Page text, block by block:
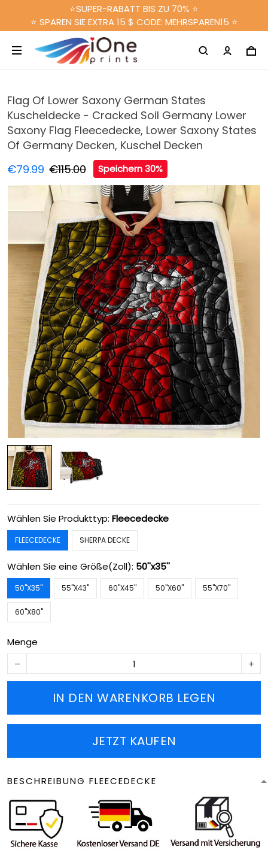
⭐SUPER-RABATT BIS ZU 70% ⭐
⭐ SPAREN SIE EXTRA 15 $ CODE: MEHRSPAREN15 ⭐
Flag Of Lower Saxony German States
Kuscheldecke - Cracked Soil Germany Lower
Saxony Flag Fleecedecke, Lower Saxony States
Of Germany Decken, Kuschel Decken
€79.99 €115.00 Speichern 30%
Wählen Sie Produkttyp: Fleecedecke
FLEECEDECKE SHERPA DECKE
Wählen Sie eine Größe(Zoll): 50''x35''
50''X35'' 55''X43'' 60''X45'' 50''X60'' 55''X70''
60''X80''
Menge
IN DEN WARENKORB LEGEN
JETZT KAUFEN
BESCHREIBUNG FLEECEDECKE